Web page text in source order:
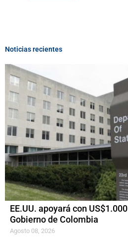
Noticias recientes
EE.UU. apoyará con
Gobierno de Colombia
Agosto 08, 2026